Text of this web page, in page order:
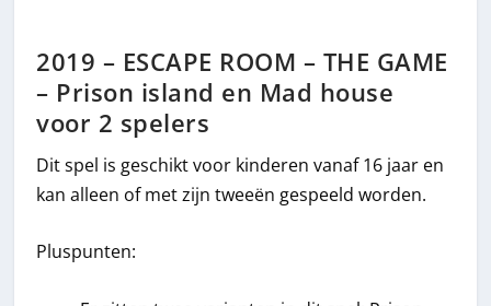
2019 – ESCAPE ROOM – THE GAME
– Prison island en Mad house
voor 2 spelers
Dit spel is geschikt voor kinderen vanaf 16 jaar en
kan alleen of met zijn tweeën gespeeld worden.
Pluspunten: